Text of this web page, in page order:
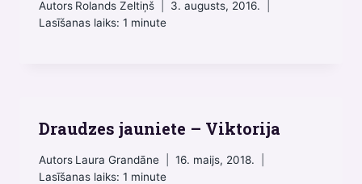
Autors Rolands Zeltiņš
3. augusts, 2016.
Lasīšanas laiks: 1 minute
Draudzes jauniete – Viktorija
Autors Laura Grandāne
16. maijs, 2018.
Lasīšanas laiks: 1 minute